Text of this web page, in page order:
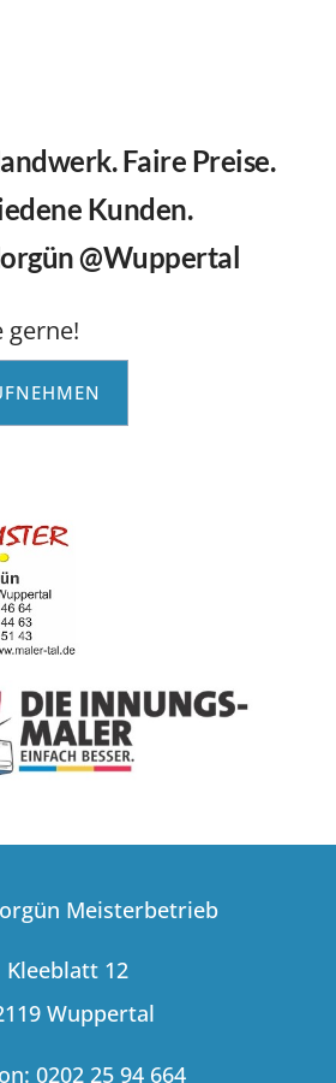
Faire Preise.
Kunden.
@Wuppertal
gerne!
Meisterbetrieb
Kleeblatt 12
Wuppertal
0202 25 94 664